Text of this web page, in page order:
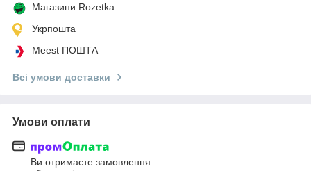
Магазини Rozetka
Укрпошта
Meest ПОШТА
Всі умови доставки
Умови оплати
Ви отримаєте замовлення